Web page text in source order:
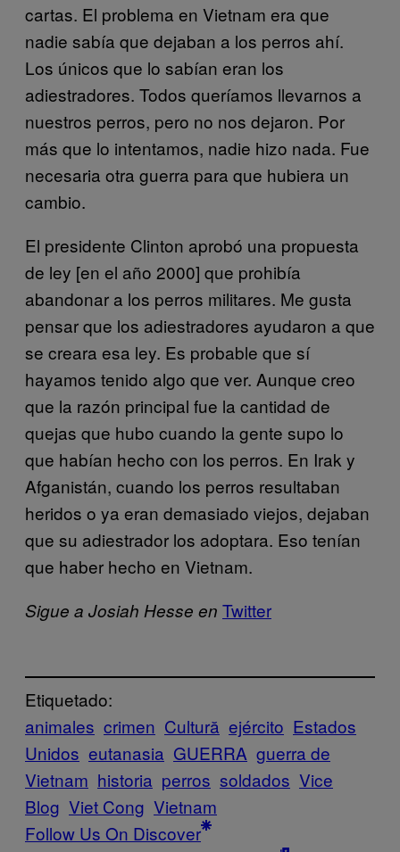
cartas. El problema en Vietnam era que
nadie sabía que dejaban a los perros ahí.
Los únicos que lo sabían eran los
adiestradores. Todos queríamos llevarnos a
nuestros perros, pero no nos dejaron. Por
más que lo intentamos, nadie hizo nada. Fue
necesaria otra guerra para que hubiera un
cambio.
El presidente Clinton aprobó una propuesta
de ley [en el año 2000] que prohibía
abandonar a los perros militares. Me gusta
pensar que los adiestradores ayudaron a que
se creara esa ley. Es probable que sí
hayamos tenido algo que ver. Aunque creo
que la razón principal fue la cantidad de
quejas que hubo cuando la gente supo lo
que habían hecho con los perros. En Irak y
Afganistán, cuando los perros resultaban
heridos o ya eran demasiado viejos, dejaban
que su adiestrador los adoptara. Eso tenían
que haber hecho en Vietnam.
Sigue a Josiah Hesse en Twitter
Etiquetado:
animales crimen Cultură ejército Estados
Unidos eutanasia GUERRA guerra de
Vietnam historia perros soldados Vice
Blog Viet Cong Vietnam
Follow Us On Discover